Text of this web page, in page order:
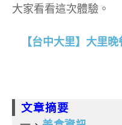
大家看看這次體驗。
【台中大里】大里
文章摘要